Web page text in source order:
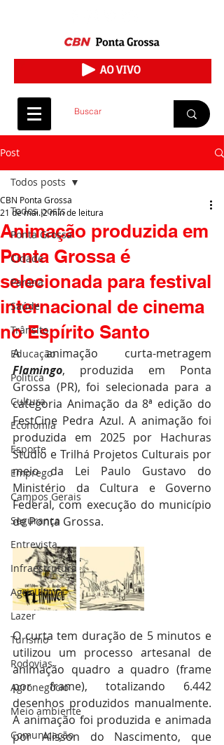
Post
Todos posts
Ponta Grossa
Cidade
Paraná
Saúde
Trânsito
Educação
Política
Cultura
Economia
Esporte
Emprego
Campos Gerais
Segurança
Entrevista
Infraestrutura
Agricultura
Lazer
Turismo
Rodovias
Agronegócio
Meio ambiente
Comunicação
Todos posts
Animação produzida em
Ponta Grossa é
selecionada para festival
internacional de cinema
no Espírito Santo
CBN Ponta Grossa
21 de mai.2 min de leitura
Flamingo, produzida em Ponta
Grossa (PR), foi selecionada para a
categoria Animação da 8ª edição do
FestCine Pedra Azul. A animação foi
produzida em 2025 por Hachuras
Studio e Trilhá Projetos Culturais por
meio da Lei Paulo Gustavo do
Ministério da Cultura e Governo
Federal, com execução do município
de Ponta Grossa.
O curta tem duração de 5 minutos e
utilizou um processo artesanal de
animação quadro a quadro (frame
por frame), totalizando 6.442
desenhos produzidos manualmente.
A animação foi produzida e animada
por Alisson do Nascimento, que